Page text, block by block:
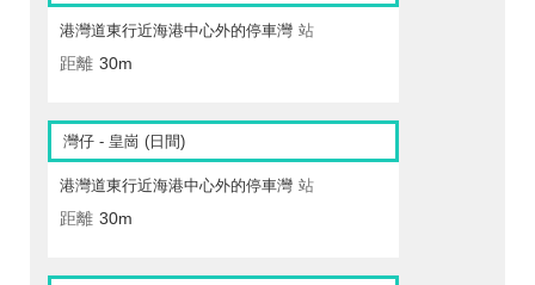
港灣道東行近海港中心外的停車灣 站
距離 30m
灣仔 - 皇崗 (日間)
港灣道東行近海港中心外的停車灣 站
距離 30m